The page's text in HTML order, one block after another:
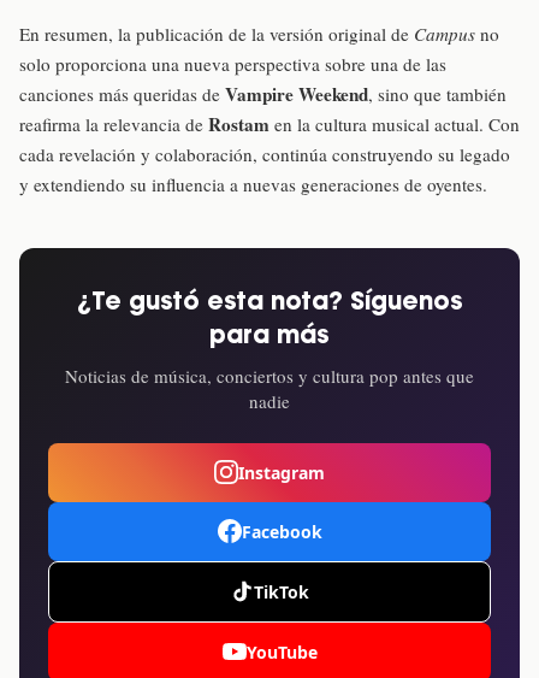
En resumen, la publicación de la versión original de Campus no
solo proporciona una nueva perspectiva sobre una de las
canciones más queridas de Vampire Weekend, sino que también
reafirma la relevancia de Rostam en la cultura musical actual. Con
cada revelación y colaboración, continúa construyendo su legado
y extendiendo su influencia a nuevas generaciones de oyentes.
¿Te gustó esta nota? Síguenos
para más
Noticias de música, conciertos y cultura pop antes que
nadie
Instagram
Facebook
TikTok
YouTube